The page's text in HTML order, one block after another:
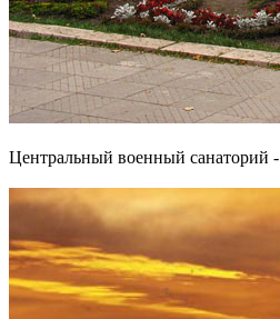
Центральный военный санаторий -